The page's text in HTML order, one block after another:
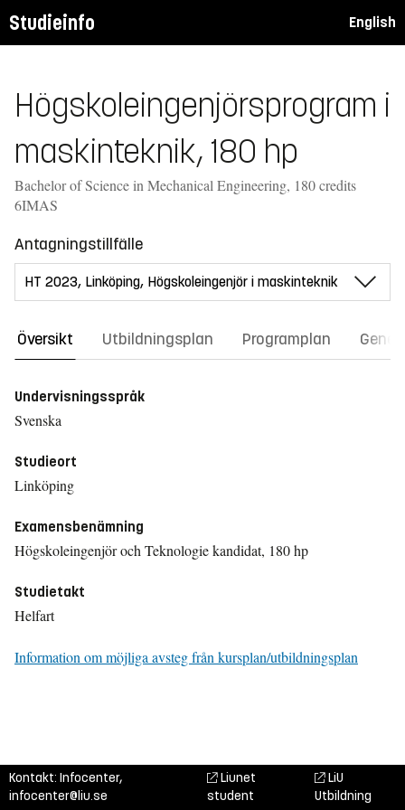
Studieinfo English
Högskoleingenjörsprogram i
maskinteknik, 180 hp
Bachelor of Science in Mechanical Engineering, 180 credits
6IMAS
Antagningstillfälle
Översikt Utbildningsplan Programplan
Undervisningsspråk
Svenska
Studieort
Linköping
Examensbenämning
Högskoleingenjör och Teknologie kandidat, 180 hp
Studietakt
Helfart
Information om möjliga avsteg från kursplan/utbildningsplan
Kontakt: Infocenter,
infocenter@liu.se
Liunet
student
LiU
Utbildning